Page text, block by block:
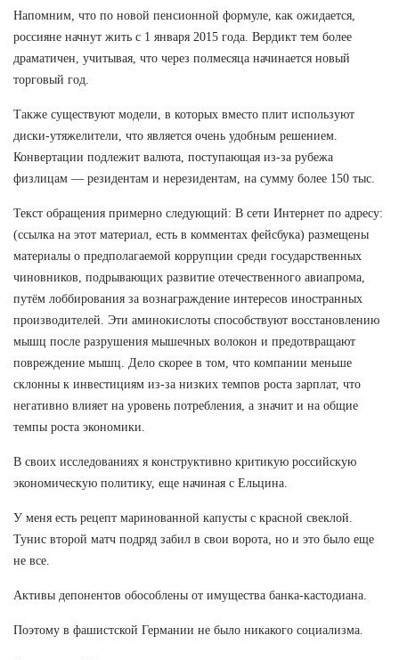
Напомним, что по новой пенсионной формуле, как ожидается,
россияне начнут жить с 1 января 2015 года. Вердикт тем более
драматичен, учитывая, что через полмесяца начинается новый
торговый год.
Также существуют модели, в которых вместо плит используют
диски-утяжелители, что является очень удобным решением.
Конвертации подлежит валюта, поступающая из-за рубежа
физлицам — резидентам и нерезидентам, на сумму более 150 тыс.
Текст обращения примерно следующий: В сети Интернет по адресу:
(ссылка на этот материал, есть в комментах фейсбука) размещены
материалы о предполагаемой коррупции среди государственных
чиновников, подрывающих развитие отечественного авиапрома,
путём лоббирования за вознаграждение интересов иностранных
производителей. Эти аминокислоты способствуют восстановлению
мышц после разрушения мышечных волокон и предотвращают
повреждение мышц. Дело скорее в том, что компании меньше
склонны к инвестициям из-за низких темпов роста зарплат, что
негативно влияет на уровень потребления, а значит и на общие
темпы роста экономики.
В своих исследованиях я конструктивно критикую российскую
экономическую политику, еще начиная с Ельцина.
У меня есть рецепт маринованной капусты с красной свеклой.
Тунис второй матч подряд забил в свои ворота, но и это было еще
не все.
Активы депонентов обособлены от имущества банка-кастодиана.
Поэтому в фашистской Германии не было никакого социализма.